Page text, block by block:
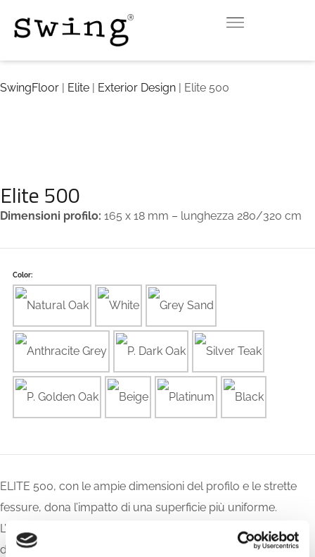
SwingFloor | Elite | Exterior Design | Elite 500
Elite 500
Dimensioni profilo: 165 x 18 mm – lunghezza 280/320 cm
Color:
ELITE 500, con le ampie dimensioni del profilo e le strette
fessure, dona l’impatto di una superficie più uniforme.
L’attraente gamma di colori, consente di ottenere superfici
dall’aspetto compatto e un design simmetrico, sia in spazi